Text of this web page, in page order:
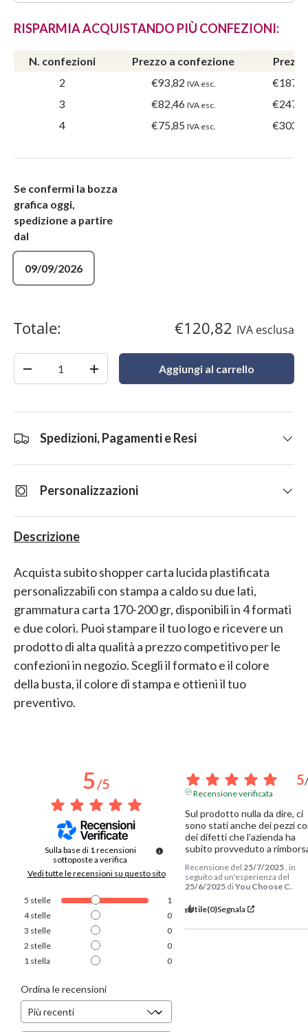
RISPARMIA ACQUISTANDO PIÙ CONFEZIONI:
N. confezioni Prezzo a confezione
2
€93,82 IVA esc.
3
€82,46 IVA esc.
4
€75,85 IVA esc.
Se confermi la bozza
grafica oggi,
spedizione a partire
dal
09/09/2026
Totale: €120,82 IVA esclusa
+ Aggiungi al carrello
Spedizioni, Pagamenti e Resi
Personalizzazioni
Descrizione
Acquista subito shopper carta lucida plastificata
personalizzabili con stampa a caldo su due lati,
grammatura carta 170-200 gr, disponibili in 4 formati
e due colori. Puoi stampare il tuo logo e ricevere un
prodotto di alta qualità a prezzo competitivo per le
confezioni in negozio. Scegli il formato e il colore
della busta, il colore di stampa e ottieni il tuo
preventivo.
5/5
Sulla base di 1recensioni
sottoposte a verifica
Vedi tutte le recensioni su questo sito
5 stelle
1
4stelle
0
3 stelle
0
2 stelle
0
1 stella 0
Ordina le recensioni
5/
Recensione verificata
Sul prodotto nulla da dire, ci
sono stati anche dei pezzi
dei difetti che l'azienda ha
subito provveduto a
Recensione del 25/7/2025 , in
seguito ad un'esperienza del
25/6/2025 diYou Choose C.
Utile(0)Segnala